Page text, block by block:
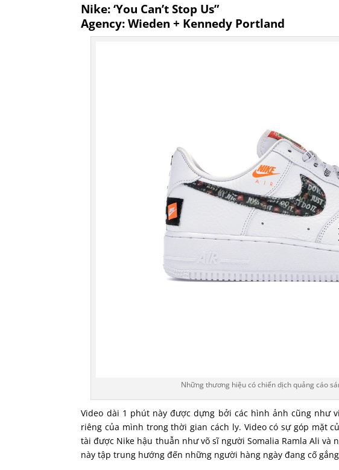
Nike: ‘You Can’t Stop Us”
Agency: Wieden + Kennedy Portland
Những thương hiệu có chiến dịch quảng cáo
Video dài 1 phút này được dựng bởi các hình ảnh cũng như
riêng của mình trong thời gian cách ly. Video có sự góp mặt
tài được Nike hậu thuẫn như võ sĩ người Somalia Ramla Ali và
này tập trung hướng đến những người hàng ngày đang cố